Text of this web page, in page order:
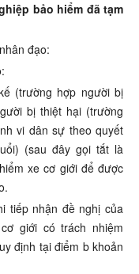
bảo hiểm đã tạm
đạo:
(trường hợp người bị
bị thiệt hại (trường
vi dân sự theo quyết
(sau đây gọi tắt là
xe cơ giới để được
tiếp nhận đề nghị của
giới có trách nhiệm
định tại điểm b khoản